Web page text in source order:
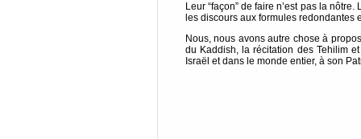
Leur “façon” de faire n’est pas la
les discours aux formules redondantes
Nous, nous avons autre chose à
du Kaddish, la récitation des Tehilim
Israël et dans le monde entier, à son